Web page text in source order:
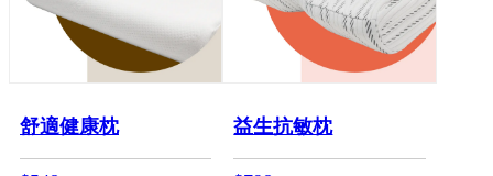
舒適健康枕 益生抗敏枕